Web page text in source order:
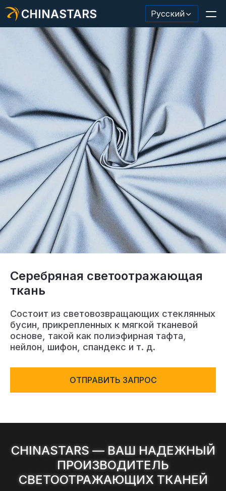
CHINASTARS Русский
Светоотражающий материал/лента
Модная светоотражающая ткань
Защитная одежда
Светящийся в темноте материал
Промышленная отделка для мытья
О КИНАССТАРС
Новый продукт
Сертификат
Каталог
Видео
Контакт
Серебряная светоотражающая
ткань
Состоит из световозвращающих стеклянных
бусин, прикрепленных к мягкой тканевой
основе, такой как полиэфирная тафта,
нейлон, шифон, спандекс и т. д.
ОТПРАВИТЬ ЗАПРОС
CHINASTARS — ВАШ НАДЕЖНЫЙ
ПРОИЗВОДИТЕЛЬ
СВЕТООТРАЖАЮЩИХ ТКАНЕЙ